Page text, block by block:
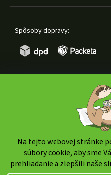
Na tejto webovej stránke
súbory cookie, aby sme
prehliadanie a zlepšili naše
Spôsoby dopravy:
Copyright 2026